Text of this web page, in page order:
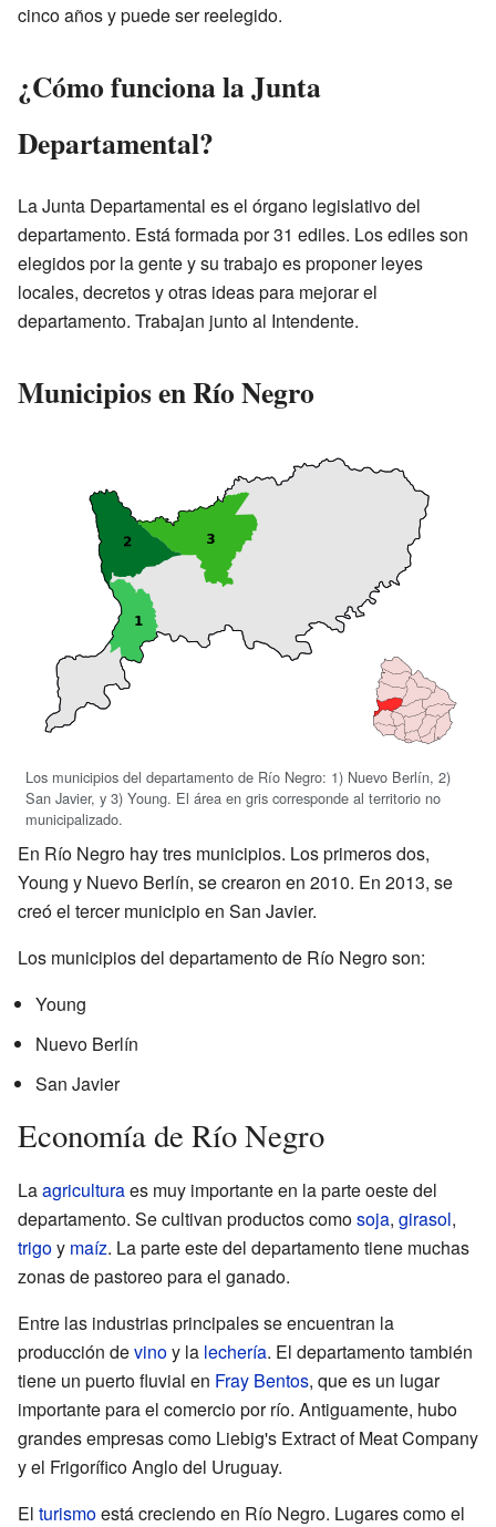
cinco años y puede ser reelegido.
¿Cómo funciona la Junta
Departamental?
La Junta Departamental es el órgano legislativo del
departamento. Está formada por 31 ediles. Los ediles son
elegidos por la gente y su trabajo es proponer leyes
locales, decretos y otras ideas para mejorar el
departamento. Trabajan junto al Intendente.
Municipios en Río Negro
Los municipios del departamento de Río Negro: 1) Nuevo Berlín, 2)
San Javier, y 3) Young. El área en gris corresponde al territorio no
municipalizado.
En Río Negro hay tres municipios. Los primeros dos,
Young y Nuevo Berlín, se crearon en 2010. En 2013, se
creó el tercer municipio en San Javier.
Los municipios del departamento de Río Negro son:
Young
Nuevo Berlín
San Javier
Economía de Río Negro
Laagriculturaes muy importante en la parte oeste del
departamento. Se cultivan productos comosoja, girasol,
trigoy maíz. La parte este del departamento tiene muchas
zonas de pastoreo para el ganado.
Entre las industrias principales se encuentran la
producción devinoy la lechería. El departamento también
tiene un puerto fluvial en Fray Bentos, que es un lugar
importante para el comercio por río. Antiguamente, hubo
grandes empresas como Liebig's Extract of Meat Company
y el Frigorífico Anglo del Uruguay.
El turismoestá creciendo en Río Negro. Lugares como el